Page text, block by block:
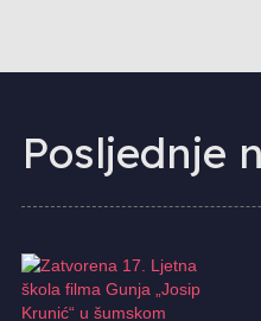
Posljednje